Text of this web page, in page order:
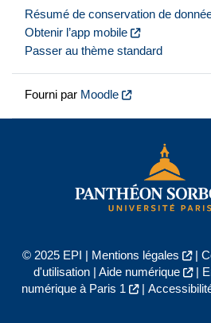
Résumé de conservation de
Obtenir l’app mobile
Passer au thème standard
Fourni par Moodle
© 2025 EPI | Mentions légales |
d'utilisation| Aide numérique |
numérique à Paris 1
|